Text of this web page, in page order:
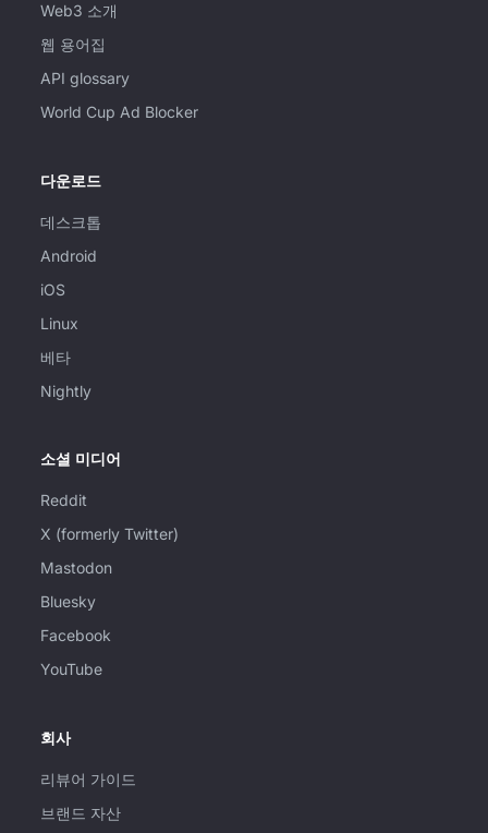
Web3 소개
웹 용어집
API glossary
World Cup Ad Blocker
다운로드
데스크톱
Android
iOS
Linux
베타
Nightly
소셜 미디어
Reddit
X (formerly Twitter)
Mastodon
Bluesky
Facebook
YouTube
회사
리뷰어 가이드
브랜드 자산